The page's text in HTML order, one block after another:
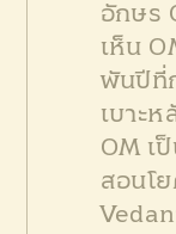
อักษร
เห็น
พันปีที่
เบาะ
OM เ
สอนโ